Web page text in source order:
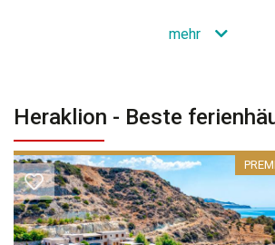
mehr
Heraklion - Beste